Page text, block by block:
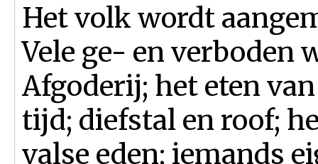
Het volk wordt
Vele ge- en verboden
Afgoderij; het eten
tijd; diefstal en roof;
valse eden; iemands